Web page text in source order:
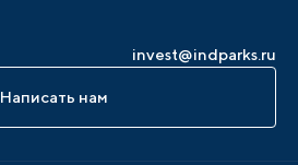
invest@indparks.ru
Написать нам